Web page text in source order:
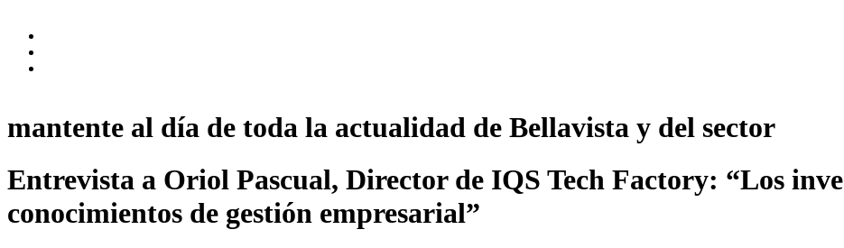
mantente al día de toda la actualidad de Bellavista y del sector
Entrevista a Oriol Pascual, Director de IQS Tech Factory: “Los
conocimientos de gestión empresarial”